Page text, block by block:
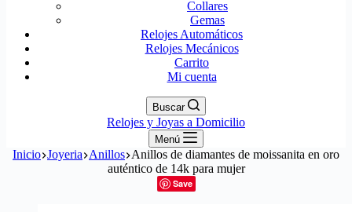
Collares
Gemas
Relojes Automáticos
Relojes Mecánicos
Carrito
Mi cuenta
Buscar
Relojes y Joyas a Domicilio
Menú
Inicio Joyeria Anillos Anillos de diamantes de moissanita en oro
auténtico de 14k para mujer
Save